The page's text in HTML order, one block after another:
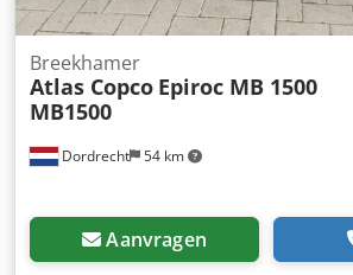
Dordrecht 54 km
Breekhamer
Atlas Copco Epiroc MB 1500
MB1500
Aanvragen